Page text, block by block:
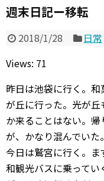
週末日記ー移転
2018/1/28 日常
Views: 71
昨日は池袋に行く。
が丘に行った。光が
か来ることはない。
が、かなり混んでいた。
今日は鷲宮に行く。
和観光バスに乗って